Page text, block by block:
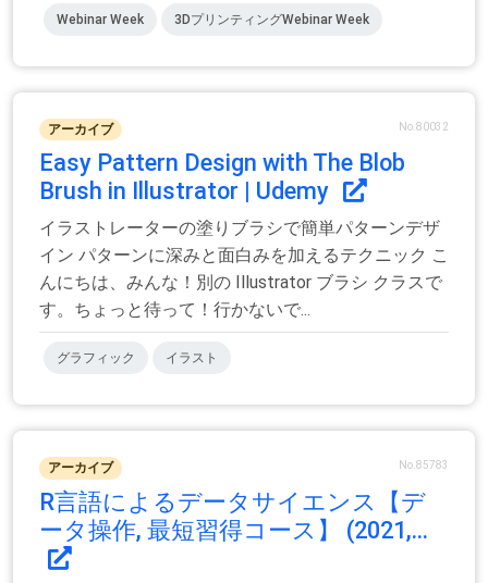
Webinar Week 3DプリンティングWebinar Week
アーカイブ No.80032
Easy Pattern Design with The Blob
Brush in Illustrator | Udemy
イラストレーターの塗りブラシで簡単パターンデザ
イン パターンに深みと面白みを加えるテクニック こ
んにちは、みんな！別の Illustrator ブラシ クラスで
す。ちょっと待って！行かないで...
グラフィック イラスト
アーカイブ No.85783
R言語によるデータサイエンス【デ
ータ操作, 最短習得コース】 (2021,...